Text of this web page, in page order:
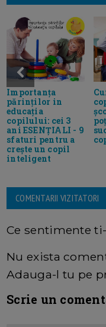
Importanța
părinților in
educația
copilului: cei 3
ani ESENȚIALI - 9
sfaturi pentru a
crește un copil
inteligent
COMENTARII VIZITATORI
Ce sentimente
Nu exista
Adauga-l tu pe
Scrie un